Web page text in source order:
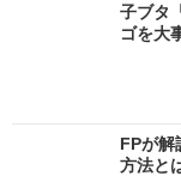
子ブタ
ゴを大
FPが解
方法と